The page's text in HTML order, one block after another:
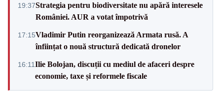
19:37Strategia pentru biodiversitate nu apără interesele
României. AUR a votat împotrivă
17:15Vladimir Putin reorganizează Armata rusă. A
înființat o nouă structură dedicată dronelor
16:11Ilie Bolojan, discuții cu mediul de afaceri despre
economie, taxe și reformele fiscale